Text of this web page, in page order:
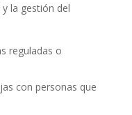
la gestión del
reguladas o
con personas que